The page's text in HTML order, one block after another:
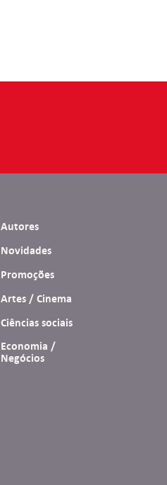
Autores
Novidades
Promoções
Artes / Cinema
Ciências sociais
Economia /
Negócios